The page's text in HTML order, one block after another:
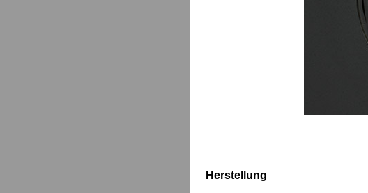
Herstellung